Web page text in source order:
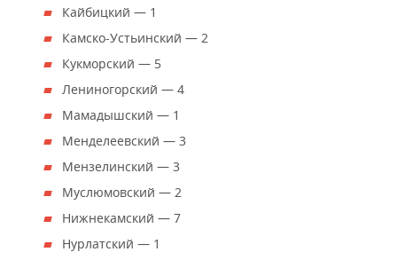
Кайбицкий — 1
Камско-Устьинский — 2
Кукморский — 5
Лениногорский — 4
Мамадышский — 1
Менделеевский — 3
Мензелинский — 3
Муслюмовский — 2
Нижнекамский — 7
Нурлатский — 1